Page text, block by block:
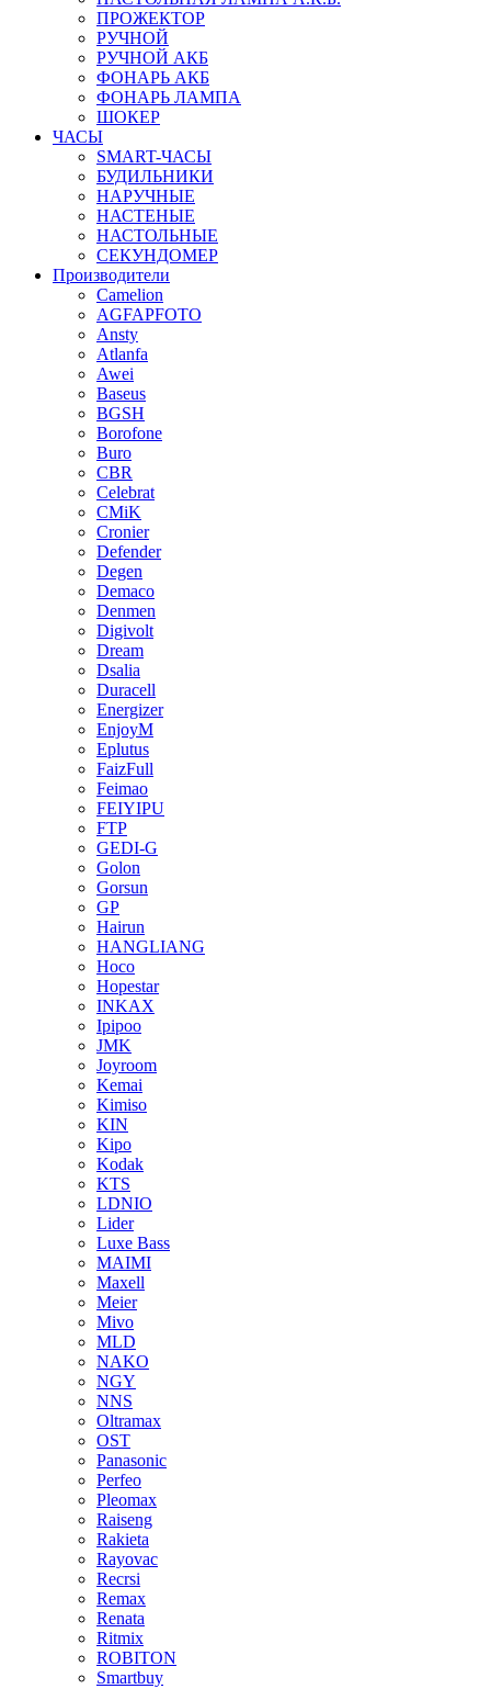
ПРОЖЕКТОР
РУЧНОЙ
РУЧНОЙ АКБ
ФОНАРЬ АКБ
ФОНАРЬ ЛАМПА
ШОКЕР
ЧАСЫ
SMART-ЧАСЫ
БУДИЛЬНИКИ
НАРУЧНЫЕ
НАСТЕНЫЕ
НАСТОЛЬНЫЕ
СЕКУНДОМЕР
Производители
Camelion
AGFAPFOTO
Ansty
Atlanfa
Awei
Baseus
BGSH
Borofone
Buro
CBR
Celebrat
CMiK
Cronier
Defender
Degen
Demaco
Denmen
Digivolt
Dream
Dsalia
Duracell
Energizer
EnjoyM
Eplutus
FaizFull
Feimao
FEIYIPU
FTP
GEDI-G
Golon
Gorsun
GP
Hairun
HANGLIANG
Hoco
Hopestar
INKAX
Ipipoo
JMK
Joyroom
Kemai
Kimiso
KIN
Kipo
Kodak
KTS
LDNIO
Lider
Luxe Bass
MAIMI
Maxell
Meier
Mivo
MLD
NAKO
NGY
NNS
Oltramax
OST
Panasonic
Perfeo
Pleomax
Raiseng
Rakieta
Rayovac
Recrsi
Remax
Renata
Ritmix
ROBITON
Smartbuy